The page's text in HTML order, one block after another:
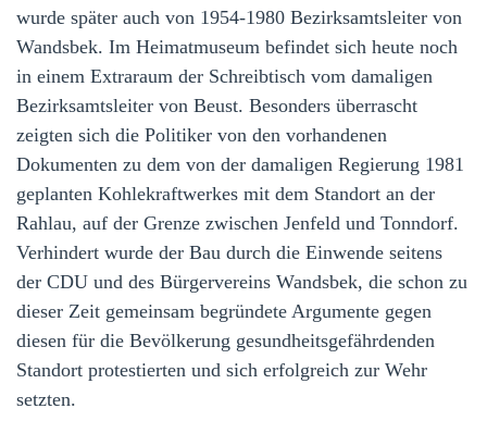
wurde später auch von 1954-1980 Bezirksamtsleiter von
Wandsbek. Im Heimatmuseum befindet sich heute noch
in einem Extraraum der Schreibtisch vom damaligen
Bezirksamtsleiter von Beust. Besonders überrascht
zeigten sich die Politiker von den vorhandenen
Dokumenten zu dem von der damaligen Regierung 1981
geplanten Kohlekraftwerkes mit dem Standort an der
Rahlau, auf der Grenze zwischen Jenfeld und Tonndorf.
Verhindert wurde der Bau durch die Einwende seitens
der CDU und des Bürgervereins Wandsbek, die schon zu
dieser Zeit gemeinsam begründete Argumente gegen
diesen für die Bevölkerung gesundheitsgefährdenden
Standort protestierten und sich erfolgreich zur Wehr
setzten.